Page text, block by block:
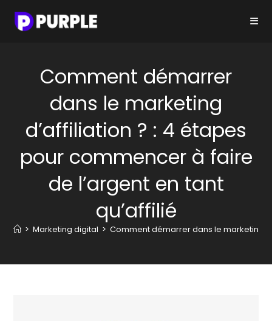
Comment démarrer
dans le marketing
d’affiliation ? : 4 étapes
pour commencer à faire
de l’argent en tant
qu’affilié
> Marketing digital > Comment démarrer dans le marketing